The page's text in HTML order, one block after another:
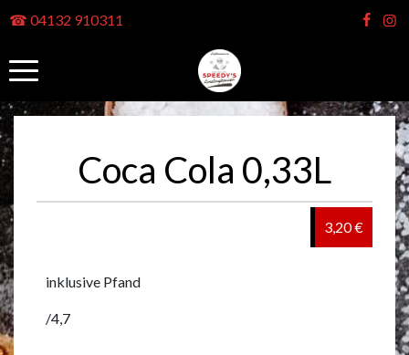
☎ 04132 910311
Coca Cola 0,33L
3,20 €
inklusive Pfand
/4,7